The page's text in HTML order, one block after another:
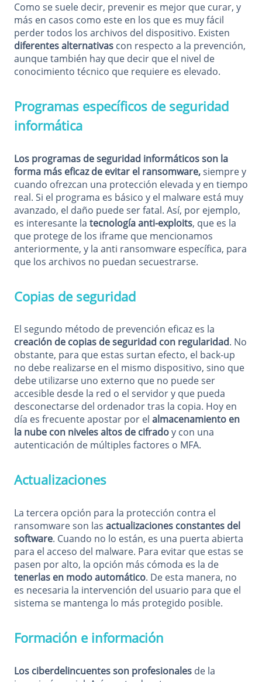
Como se suele decir, prevenir es mejor que curar, y
más en casos como este en los que es muy fácil
perder todos los archivos del dispositivo. Existen
diferentes alternativas con respecto a la prevención,
aunque también hay que decir que el nivel de
conocimiento técnico que requiere es elevado.
Programas específicos de seguridad
informática
Los programas de seguridad informáticos son la
forma más eficaz de evitar el ransomware,siempre y
cuando ofrezcan una protección elevada y en tiempo
real. Si el programa es básico y el malware está muy
avanzado, el daño puede ser fatal. Así, por ejemplo,
es interesante la tecnología anti-exploits, que es la
que protege de los iframe que mencionamos
anteriormente, y la anti ransomware específica, para
que los archivos no puedan secuestrarse.
Copias de seguridad
El segundo método de prevención eficaz es la
creación de copias de seguridad con regularidad. No
obstante, para que estas surtan efecto, el back-up
no debe realizarse en el mismo dispositivo, sino que
debe utilizarse uno externo que no puede ser
accesible desde la red o el servidor y que pueda
desconectarse del ordenador tras la copia. Hoy en
día es frecuente apostar por el almacenamiento en
la nube con niveles altos de cifradoy con una
autenticación de múltiples factores o MFA.
Actualizaciones
La tercera opción para la protección contra el
ransomware son las actualizaciones constantes del
software. Cuando no lo están, es una puerta abierta
para el acceso del malware. Para evitar que estas se
pasen por alto, la opción más cómoda es la de
tenerlas en modo automático. De esta manera, no
es necesaria la intervención del usuario para que el
sistema se mantenga lo más protegido posible.
Formación e información
Los ciberdelincuentes son profesionales de la